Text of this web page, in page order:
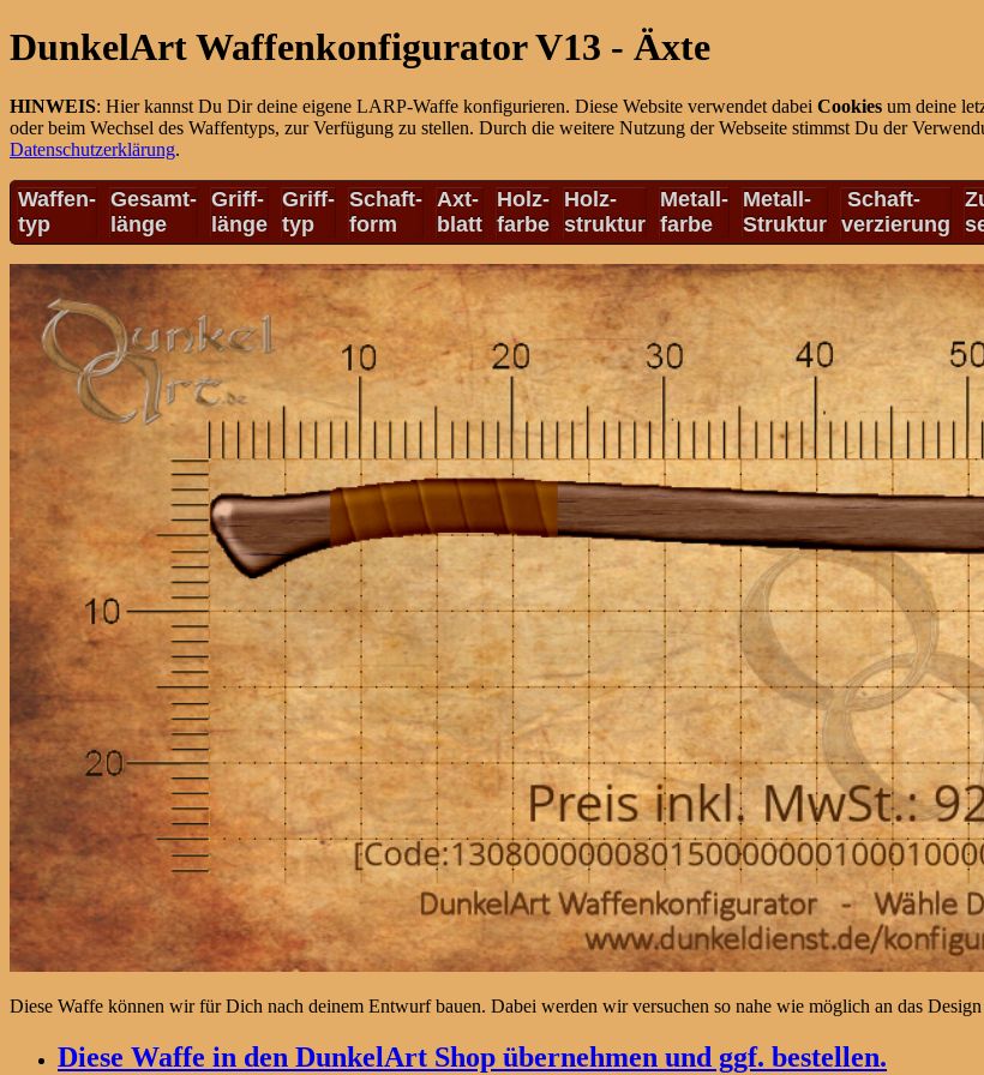
DunkelArt Waffenkonfigurator V13 - Äxte
HINWEIS: Hier kannst Du Dir deine eigene LARP-Waffe konfigurieren. Diese Website verwendet dabei Cookies um deine
oder beim Wechsel des Waffentyps, zur Verfügung zu stellen. Durch die weitere Nutzung der Webseite stimmst Du der
Datenschutzerklärung.
Waffen-
typ
Gesamt-
länge
Griff-
länge
Griff-
typ
Schaft-
form
Axt-
blatt
Holz-
farbe
Holz-
struktur
Metall-
farbe
Metall-
Struktur
Schaft-
verzierung
Diese Waffe können wir für Dich nach deinem Entwurf bauen. Dabei werden wir versuchen so nahe wie möglich an das
Diese Waffe in den DunkelArt Shop übernehmen und ggf. bestellen.